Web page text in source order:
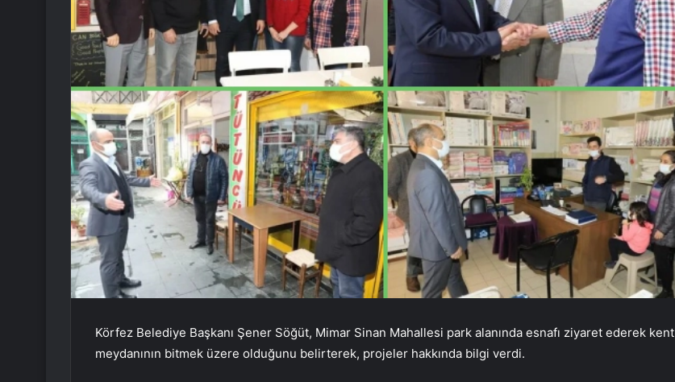
Körfez Belediye Başkanı Şener Söğüt, Mimar Sinan Mahallesi park alanında esnafı ziyaret ederek kent
meydanının bitmek üzere olduğunu belirterek, projeler hakkında bilgi verdi.